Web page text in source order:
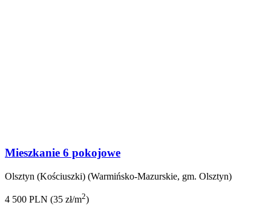
Mieszkanie 6 pokojowe
Olsztyn (Kościuszki) (Warmińsko-Mazurskie, gm. Olsztyn)
4 500 PLN (35 zł/m2)